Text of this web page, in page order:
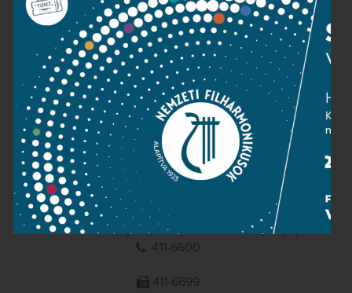
Adatvédelem
Impresszum
NEMZETI
FILHARMONIKUSOK
1095 Budapest, Komor Marcell u. 1. (Müpa)
411-6600
411-6699